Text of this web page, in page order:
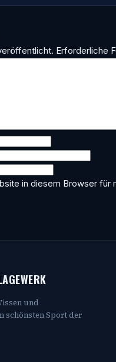
Erforderliche
in diesem Browser für
und
schönsten Sport der